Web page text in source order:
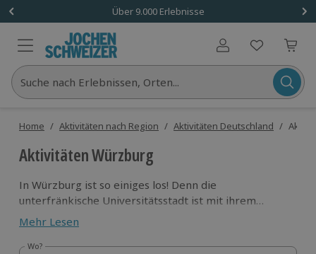
Über 9.000 Erlebnisse
Benutzerkonto
Suche nach Erlebnissen, Orten...
Home / Aktivitäten nach Region / Aktivitäten Deutschland /
Aktivitäten Würzburg
In Würzburg ist so einiges los! Denn die
unterfränkische Universitätsstadt ist mit ihrem
aktiven und vielfältigen Freizeitangebot der
Anziehungspunkt für Jung und Alt. Also steige aufs
Segway, in den Ferrari oder in den Helikopter und
Mehr Lesen
Wo?
Wo?